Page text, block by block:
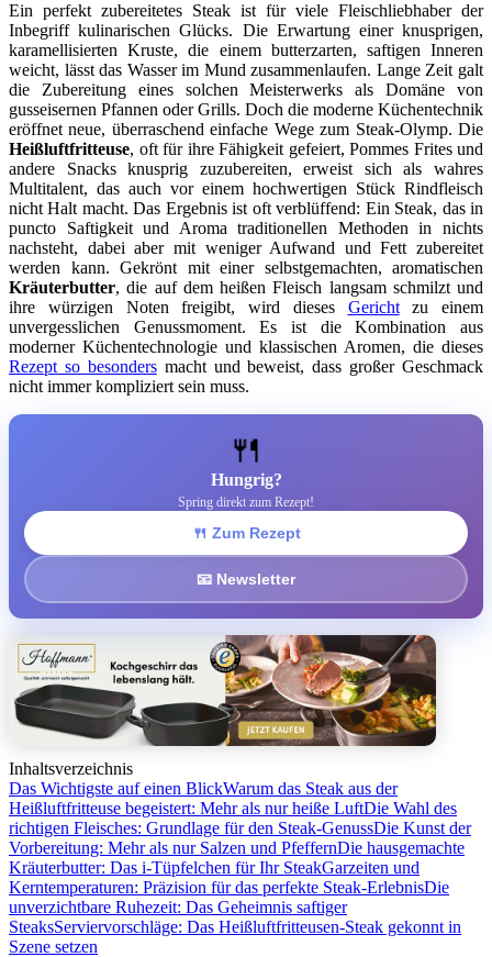
Ein perfekt zubereitetes Steak ist für viele Fleischliebhaber der
Inbegriff kulinarischen Glücks. Die Erwartung einer knusprigen,
karamellisierten Kruste, die einem butterzarten, saftigen Inneren
weicht, lässt das Wasser im Mund zusammenlaufen. Lange Zeit galt
die Zubereitung eines solchen Meisterwerks als Domäne von
gusseisernen Pfannen oder Grills. Doch die moderne Küchentechnik
eröffnet neue, überraschend einfache Wege zum Steak-Olymp. Die
Heißluftfritteuse, oft für ihre Fähigkeit gefeiert, Pommes Frites und
andere Snacks knusprig zuzubereiten, erweist sich als wahres
Multitalent, das auch vor einem hochwertigen Stück Rindfleisch
nicht Halt macht. Das Ergebnis ist oft verblüffend: Ein Steak, das in
puncto Saftigkeit und Aroma traditionellen Methoden in nichts
nachsteht, dabei aber mit weniger Aufwand und Fett zubereitet
werden kann. Gekrönt mit einer selbstgemachten, aromatischen
Kräuterbutter, die auf dem heißen Fleisch langsam schmilzt und
ihre würzigen Noten freigibt, wird dieses Gerichtzu einem
unvergesslichen Genussmoment. Es ist die Kombination aus
moderner Küchentechnologie und klassischen Aromen, die dieses
Rezept so besondersmacht und beweist, dass großer Geschmack
nicht immer kompliziert sein muss.
🍴
Hungrig?
Spring direkt zum Rezept!
🍴 Zum Rezept
📧 Newsletter
Inhaltsverzeichnis
Das Wichtigste auf einen BlickWarum das Steak aus der
Heißluftfritteuse begeistert: Mehr als nur heiße LuftDie Wahl des
richtigen Fleisches: Grundlage für den Steak-GenussDie Kunst der
Vorbereitung: Mehr als nur Salzen und PfeffernDie hausgemachte
Kräuterbutter: Das i-Tüpfelchen für Ihr SteakGarzeiten und
Kerntemperaturen: Präzision für das perfekte Steak-ErlebnisDie
unverzichtbare Ruhezeit: Das Geheimnis saftiger
SteaksServiervorschläge: Das Heißluftfritteusen-Steak gekonnt in
Szene setzen